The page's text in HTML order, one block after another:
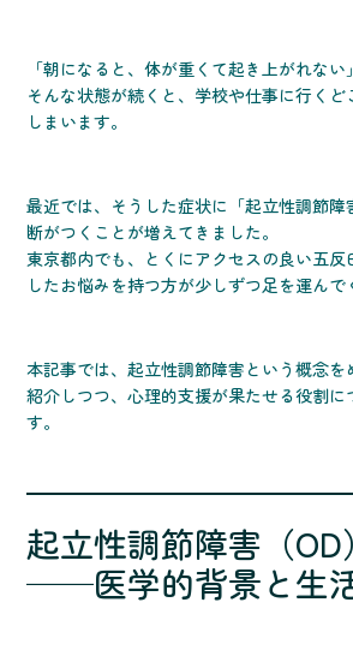
「朝になると、体が重くて起き上がれない」
そんな状態が続くと、学校や仕事に行くど
しまいます。
最近では、そうした症状に「起立性調節障
断がつくことが増えてきました。
東京都内でも、とくにアクセスの良い五反
したお悩みを持つ方が少しずつ足を運んで
本記事では、起立性調節障害という概念を
紹介しつつ、心理的支援が果たせる役割に
す。
起立性調節障害（OD
──医学的背景と生